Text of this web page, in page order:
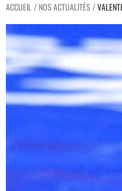
ACCUEIL / NOS ACTUALITÉS/